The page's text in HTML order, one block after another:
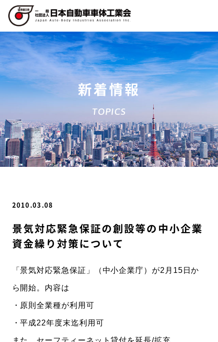
新着情報
TOPICS
2010.03.08
景気対応緊急保証の創設等の中小企業
資金繰り対策について
「景気対応緊急保証」（中小企業庁）が2月15日か
ら開始。内容は
・原則全業種が利用可
・平成22年度末迄利用可
また、セーフティーネット貸付を延長/拡充